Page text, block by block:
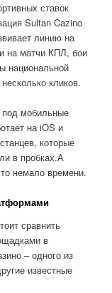
ставок
Sultan Cazino
линию на
на матчи КПЛ, бои
национальной
кликов.
мобильные
на iOS и
которые
в пробках.А
немало времени.
сравнить
в
– одного из
известные